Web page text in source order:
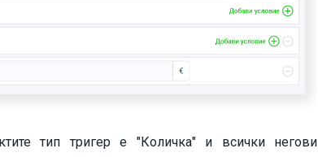
тип тригер е "Количка" и всички негови